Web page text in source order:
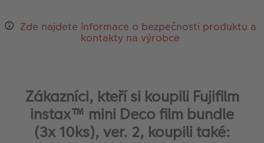
Zde najdete informace o bezpečnosti produktu a
kontakty na výrobce
Zákazníci, kteří si koupili Fujifilm
instax™ mini Deco film bundle
(3x 10ks), ver. 2, koupili také: